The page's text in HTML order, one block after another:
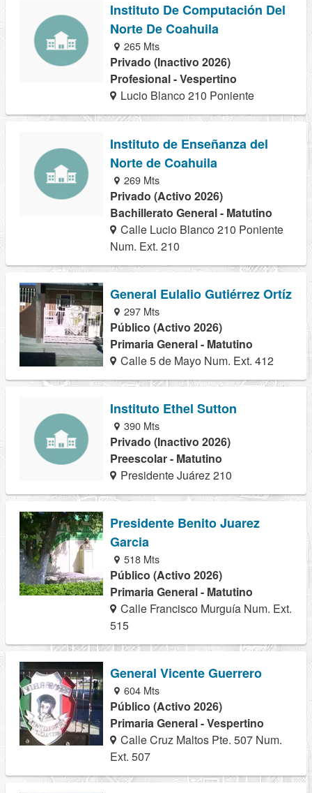
Instituto De Computación Del
Norte De Coahuila
265 Mts
Privado (Inactivo 2026)
Profesional - Vespertino
Lucio Blanco 210 Poniente
Instituto de Enseñanza del
Norte de Coahuila
269 Mts
Privado (Activo 2026)
Bachillerato General - Matutino
Calle Lucio Blanco 210 Poniente
Num. Ext. 210
General Eulalio Gutiérrez Ortíz
297 Mts
Público (Activo 2026)
Primaria General - Matutino
Calle 5 de Mayo Num. Ext. 412
Instituto Ethel Sutton
390 Mts
Privado (Inactivo 2026)
Preescolar - Matutino
Presidente Juárez 210
Presidente Benito Juarez
Garcia
518 Mts
Público (Activo 2026)
Primaria General - Matutino
Calle Francisco Murguía Num. Ext.
515
General Vicente Guerrero
604 Mts
Público (Activo 2026)
Primaria General - Vespertino
Calle Cruz Maltos Pte. 507 Num.
Ext. 507